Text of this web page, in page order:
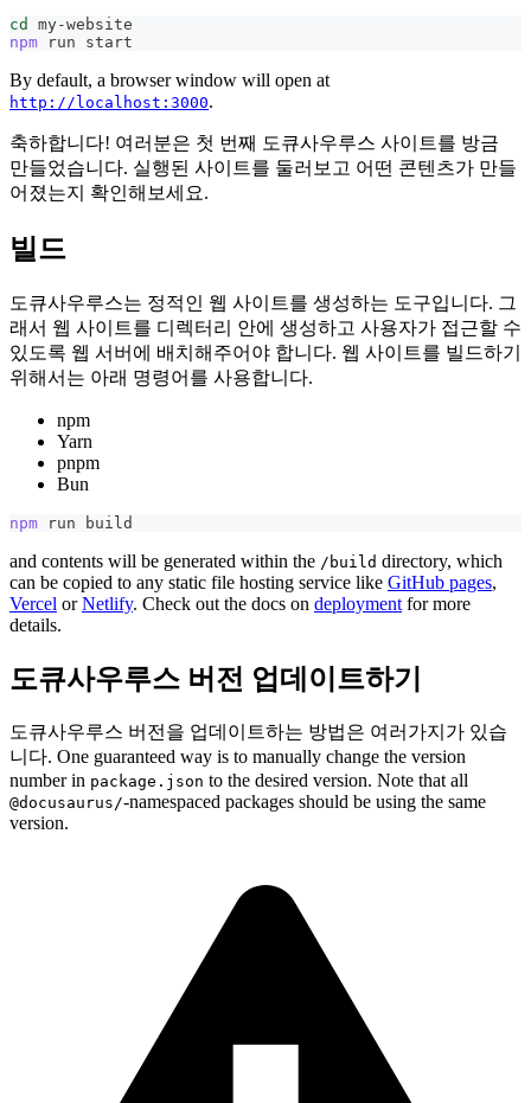
cd
my-website
npm run start
By default, a browser window will open at
http://localhost:3000.
축하합니다! 여러분은 첫 번째 도큐사우루스 사이트를 방금
만들었습니다. 실행된 사이트를 둘러보고 어떤 콘텐츠가 만들
어졌는지 확인해보세요.
빌드
도큐사우루스는 정적인 웹 사이트를 생성하는 도구입니다. 그
래서 웹 사이트를 디렉터리 안에 생성하고 사용자가 접근할 수
있도록 웹 서버에 배치해주어야 합니다. 웹 사이트를 빌드하기
위해서는 아래 명령어를 사용합니다.
npm
Yarn
pnpm
Bun
npm run build
and contents will be generated within the /build directory, which
can be copied to any static file hosting service like GitHub pages,
Vercel orNetlify. Check out the docs on deployment for more
details.
도큐사우루스 버전 업데이트하기
도큐사우루스 버전을 업데이트하는 방법은 여러가지가 있습
니다. One guaranteed way is to manually change the version
number in package.json to the desired version. Note that all
@docusaurus/-namespaced packages should be using the same
version.